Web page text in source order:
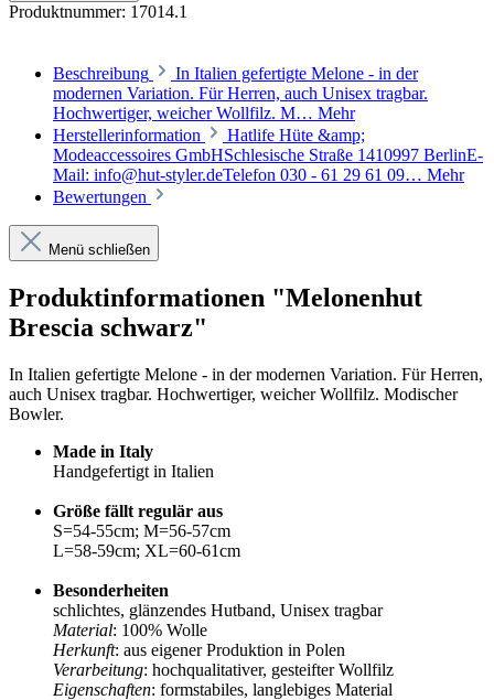
Produktnummer: 17014.1
Beschreibung
In Italien gefertigte Melone - in der
modernen Variation. Für Herren, auch Unisex tragbar.
Hochwertiger, weicher Wollfilz. M… Mehr
Herstellerinformation
Hatlife Hüte &amp;
Modeaccessoires GmbHSchlesische Straße 1410997 BerlinE-
Mail: info@hut-styler.deTelefon 030 - 61 29 61 09… Mehr
Bewertungen
Menü schließen
Produktinformationen "Melonenhut
Brescia schwarz"
In Italien gefertigte Melone - in der modernen Variation. Für Herren,
auch Unisex tragbar. Hochwertiger, weicher Wollfilz. Modischer
Bowler.
Made in Italy
Handgefertigt in Italien
Größe fällt regulär aus
S=54-55cm; M=56-57cm
L=58-59cm; XL=60-61cm
Besonderheiten
schlichtes, glänzendes Hutband, Unisex tragbar
Material: 100% Wolle
Herkunft: aus eigener Produktion in Polen
Verarbeitung: hochqualitativer, gesteifter Wollfilz
Eigenschaften: formstabiles, langlebiges Material